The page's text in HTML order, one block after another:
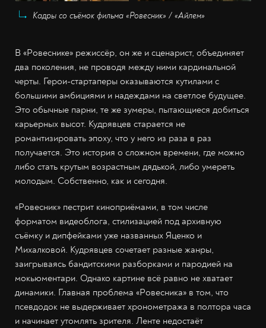
Кадры со съёмок фильма «Ровесник» / «Айлем»
В «Ровеснике» режиссёр, он же и сценарист, объединяет
два поколения, не проводя между ними кардинальной
черты. Герои-стартаперы оказываются кутилами с
большими амбициями и надеждами на светлое будущее.
Это обычные парни, те же зумеры, пытающиеся добиться
карьерных высот. Кудрявцев старается не
романтизировать эпоху, что у него из раза в раз
получается. Это история о сложном времени, где можно
либо стать крутым возрастным дядькой, либо умереть
молодым. Собственно, как и сегодня.
«Ровесник» пестрит киноприёмами, в том числе
форматом видеоблога, стилизацией под архивную
съёмку и дипфейками уже названных Яценко и
Михалковой. Кудрявцев сочетает разные жанры,
заигрываясь бандитскими разборками и пародией на
мокьюментари. Однако картине всё равно не хватает
динамики. Главная проблема «Ровесника» в том, что
псевдодок не выдерживает хронометража в полтора часа
и начинает утомлять зрителя. Ленте недостаёт